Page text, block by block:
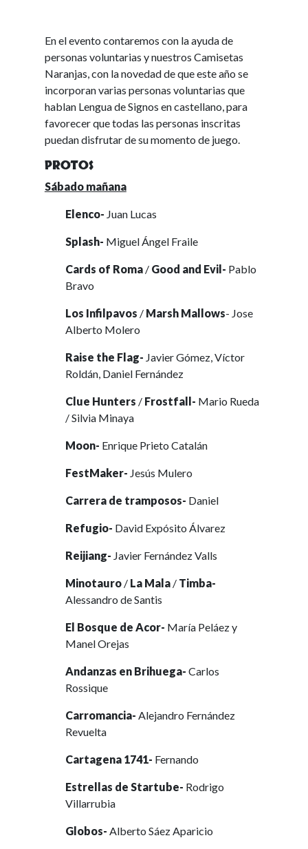
En el evento contaremos con la ayuda de
personas voluntarias y nuestros Camisetas
Naranjas, con la novedad de que este año se
incorporan varias personas voluntarias que
hablan Lengua de Signos en castellano, para
favorecer que todas las personas inscritas
puedan disfrutar de su momento de juego.
PROTOS
Sábado mañana
Elenco- Juan Lucas
Splash- Miguel Ángel Fraile
Cards of Roma / Good and Evil- Pablo
Bravo
Los Infilpavos / Marsh Mallows- Jose
Alberto Molero
Raise the Flag- Javier Gómez, Víctor
Roldán, Daniel Fernández
Clue Hunters / Frostfall- Mario Rueda
/ Silvia Minaya
Moon- Enrique Prieto Catalán
FestMaker- Jesús Mulero
Carrera de tramposos- Daniel
Refugio- David Expósito Álvarez
Reijiang- Javier Fernández Valls
Minotauro/ La Mala/ Timba-
Alessandro de Santis
El Bosque de Acor- María Peláez y
Manel Orejas
Andanzas en Brihuega- Carlos
Rossique
Carromancia- Alejandro Fernández
Revuelta
Cartagena 1741- Fernando
Estrellas de Startube- Rodrigo
Villarrubia
Globos- Alberto Sáez Aparicio